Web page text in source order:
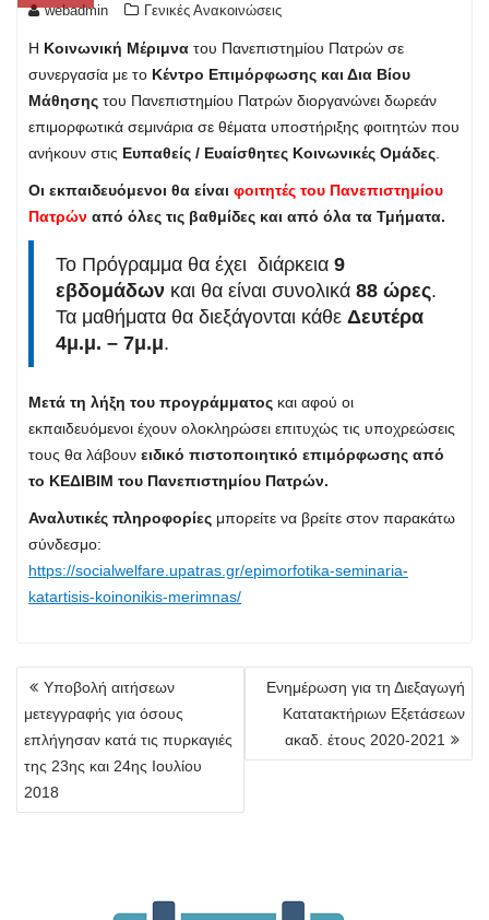
webadmin Γενικές Ανακοινώσεις
Η Κοινωνική Μέριμνα του Πανεπιστημίου Πατρών σε
συνεργασία με το Κέντρο Επιμόρφωσης και Δια Βίου
Μάθησης του Πανεπιστημίου Πατρών διοργανώνει δωρεάν
επιμορφωτικά σεμινάρια σε θέματα υποστήριξης φοιτητών που
ανήκουν στις Ευπαθείς / Ευαίσθητες Κοινωνικές Ομάδες
Οι εκπαιδευόμενοι θα είναι φοιτητές του Πανεπιστημίου
Πατρών από όλες τις βαθμίδες και από όλα τα Τμήματα.
Το Πρόγραμμα θα έχει διάρκεια 9
εβδομάδων και θα είναι συνολικά 88 ώρες.
Τα μαθήματα θα διεξάγονται κάθε Δευτέρα
4μ.μ. – 7μ.μ.
Μετά τη λήξη του προγράμματος και αφού οι
εκπαιδευόμενοι έχουν ολοκληρώσει επιτυχώς τις υποχρεώσεις
τους θα λάβουν ειδικό πιστοποιητικό επιμόρφωσης από
το ΚΕΔΙΒΙΜ του Πανεπιστημίου Πατρών.
Αναλυτικές πληροφορίες μπορείτε να βρείτε στον παρακάτω
σύνδεσμο:
https://socialwelfare.upatras.gr/epimorfotika-seminaria-
katartisis-koinonikis-merimnas/
Πλοήγηση
άρθρων
Υποβολή αιτήσεων
μετεγγραφής για όσους
επλήγησαν κατά τις πυρκαγιές
της 23ης και 24ης Ιουλίου
2018
Ενημέρωση για τη Διεξαγωγή
Κατατακτήριων Εξετάσεων
ακαδ. έτους 2020-2021